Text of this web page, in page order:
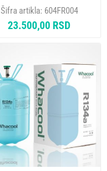
Šifra artikla: 604FR004
23.500,00 RSD